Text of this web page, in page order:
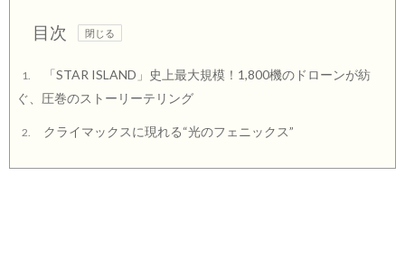
目次
1.
「STAR ISLAND」史上最大規模！1,800機のドローンが紡
ぐ、圧巻のストーリーテリング
2. クライマックスに現れる“光のフェニックス”